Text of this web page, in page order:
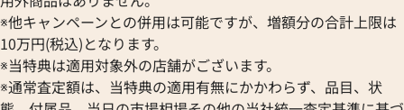
※他キャンペーンとの併用は可能ですが、増額分の合計上限は
10万円(税込)となります。
※当特典は適用対象外の店舗がございます。
※通常査定額は、当特典の適用有無にかかわらず、品目、状